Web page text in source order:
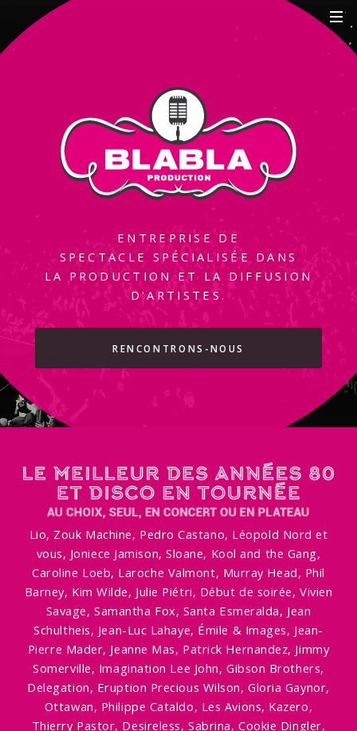
ENTREPRISE DE
SPECTACLE SPÉCIALISÉE DANS
LA PRODUCTION ET LA DIFFUSION
D'ARTISTES.
RENCONTRONS-NOUS
Lio, Zouk Machine, Pedro Castano, Léopold Nord et
vous, Joniece Jamison, Sloane, Kool and the Gang,
Caroline Loeb, Laroche Valmont, Murray Head, Phil
Barney, Kim Wilde, Julie Piétri, Début de soirée, Vivien
Savage, Samantha Fox, Santa Esmeralda, Jean
Schultheis, Jean-Luc Lahaye, Émile & Images, Jean-
Pierre Mader, Jeanne Mas, Patrick Hernandez, Jimmy
Somerville, Imagination Lee John, Gibson Brothers,
Delegation, Eruption Precious Wilson, Gloria Gaynor,
Ottawan, Philippe Cataldo, Les Avions, Kazero,
Thierry Pastor, Desireless, Sabrina, Cookie Dingler,